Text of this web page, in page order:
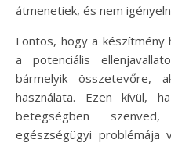
átmenetiek, és nem
Fontos, hogy a
a potenciális
bármelyik összetevőre,
használata. Ezen kívül,
betegségben
egészségügyi problémája